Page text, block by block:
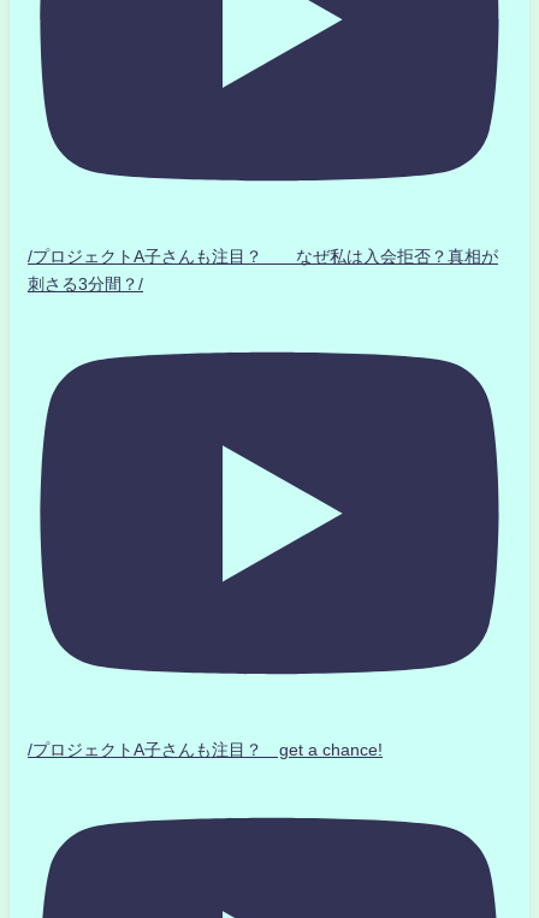
/プロジェクトA子さんも注目？ なぜ私は入会拒否？真相が
刺さる3分間？/
/プロジェクトA子さんも注目？ get a chance!